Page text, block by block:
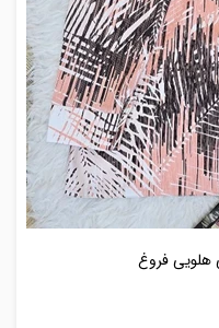
هلویی فروغ